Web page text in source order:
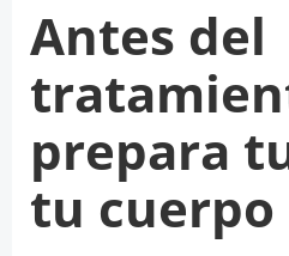
Antes del
prepara
tu cuerpo